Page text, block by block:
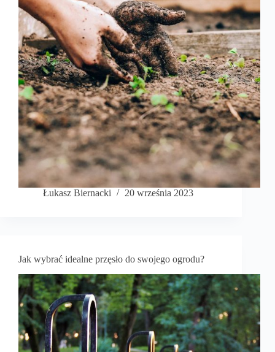
Łukasz Biernacki 20 września 2023
Jak wybrać idealne przęsło do swojego ogrodu?